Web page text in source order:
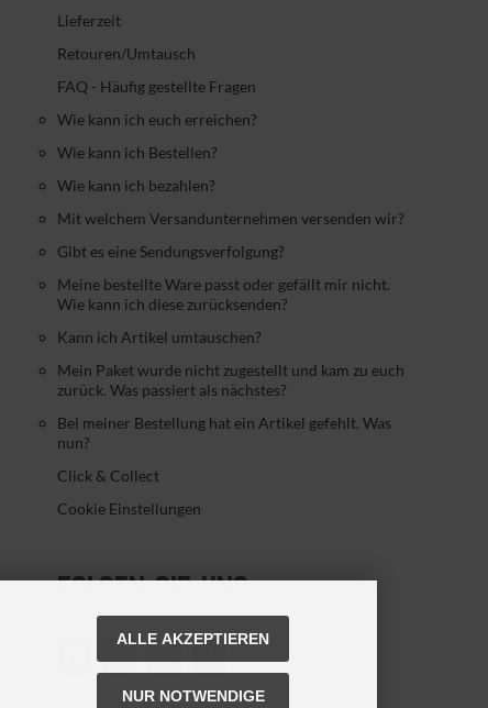
Lieferzeit
Retouren/Umtausch
FAQ - Häufig gestellte Fragen
Wie kann ich euch erreichen?
Wie kann ich Bestellen?
Wie kann ich bezahlen?
Mit welchem Versandunternehmen versenden wir?
Gibt es eine Sendungsverfolgung?
Meine bestellte Ware passt oder gefällt mir nicht.
Wie kann ich diese zurücksenden?
Kann ich Artikel umtauschen?
Mein Paket wurde nicht zugestellt und kam zu euch
zurück. Was passiert als nächstes?
Bei meiner Bestellung hat ein Artikel gefehlt. Was
nun?
Click & Collect
Cookie Einstellungen
FOLGEN SIE UNS
ALLE AKZEPTIEREN
NUR NOTWENDIGE